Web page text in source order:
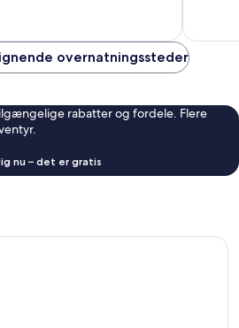
overnatningssteder
rabatter og fordele. Flere
nu – det er gratis